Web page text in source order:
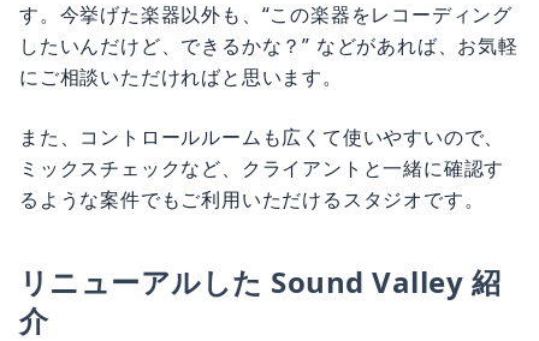
す。今挙げた楽器以外も、“この楽器をレコーディング
したいんだけど、できるかな？” などがあれば、お気軽
にご相談いただければと思います。
また、コントロールルームも広くて使いやすいので、
ミックスチェックなど、クライアントと一緒に確認す
るような案件でもご利用いただけるスタジオです。
リニューアルした Sound Valley 紹
介